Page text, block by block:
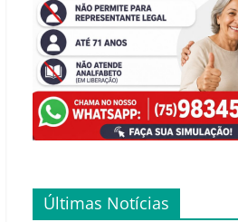
Últimas Notícias